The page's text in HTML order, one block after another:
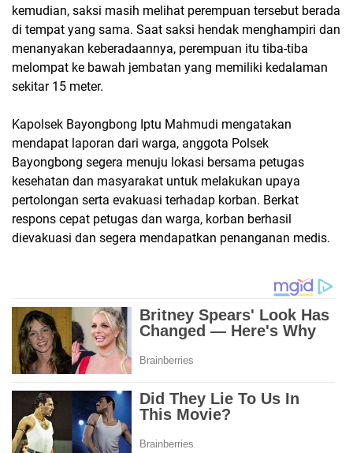
kemudian, saksi masih melihat perempuan tersebut berada
di tempat yang sama. Saat saksi hendak menghampiri dan
menanyakan keberadaannya, perempuan itu tiba-tiba
melompat ke bawah jembatan yang memiliki kedalaman
sekitar 15 meter.
Kapolsek Bayongbong Iptu Mahmudi mengatakan
mendapat laporan dari warga, anggota Polsek
Bayongbong segera menuju lokasi bersama petugas
kesehatan dan masyarakat untuk melakukan upaya
pertolongan serta evakuasi terhadap korban. Berkat
respons cepat petugas dan warga, korban berhasil
dievakuasi dan segera mendapatkan penanganan medis.